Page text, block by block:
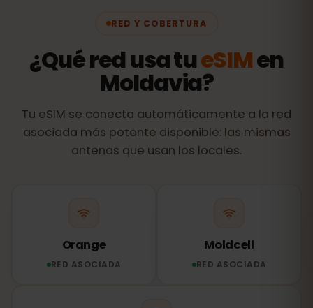
RED Y COBERTURA
¿Qué red usa tueSIMen
Moldavia?
Tu eSIM se conecta automáticamente a la red
asociada más potente disponible: las mismas
antenas que usan los locales.
Orange
RED ASOCIADA
Moldcell
RED ASOCIADA